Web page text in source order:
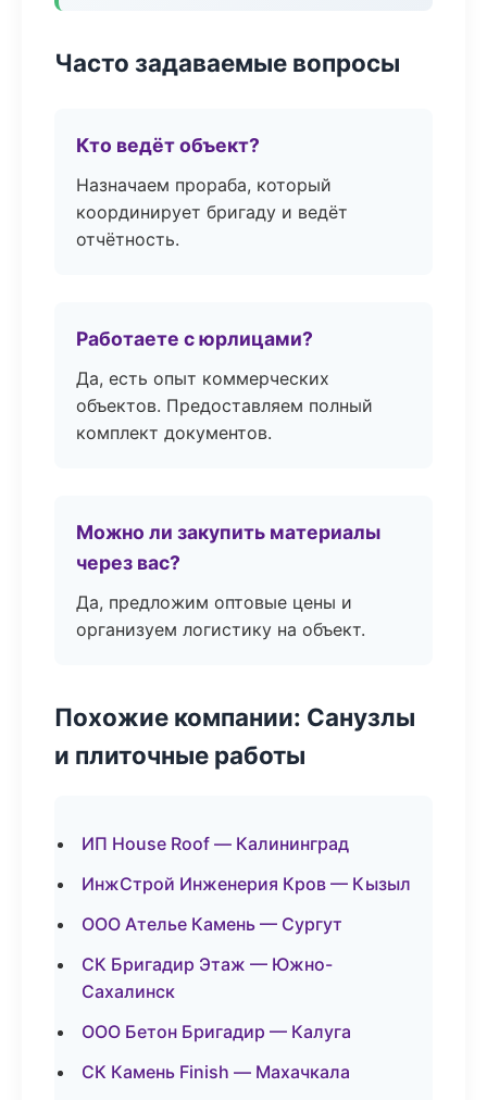
Часто задаваемые вопросы
Кто ведёт объект?
Назначаем прораба, который
координирует бригаду и ведёт
отчётность.
Работаете с юрлицами?
Да, есть опыт коммерческих
объектов. Предоставляем полный
комплект документов.
Можно ли закупить материалы
через вас?
Да, предложим оптовые цены и
организуем логистику на объект.
Похожие компании: Санузлы
и плиточные работы
ИП House Roof — Калининград
ИнжСтрой Инженерия Кров — Кызыл
ООО Ателье Камень — Сургут
СК Бригадир Этаж — Южно-
Сахалинск
ООО Бетон Бригадир — Калуга
СК Камень Finish — Махачкала